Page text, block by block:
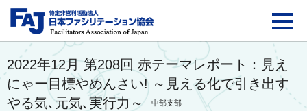
FAJ：特定非営利活動
2022年12月 第208回 赤テーマレポート：見え
にゃー目標やめんさい! ～見える化で引き出す
やる気､元気､実行力～
中部支部